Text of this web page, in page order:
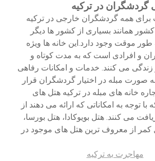
گردشگران در ترکیه
همه گردشگران خارجی در ترکیه
همانند بسیاری از کشور ها دیگر
طور موقت وجود دارد.این خانه ها ویژه
و افرادی است که به مدت کوتاه و
می کنند. خدمات و امکانات رفاهی
صورت مبله در اختیار گردشگران قرار
خانه های مبله در ترکیه هتل های
توجه به امکاناتی که ارائه می دهند از
می کنند. هتل بویوکادا، هتل بورسا،
کمر از معروف ترین هتل های موجود در
مهاجرت به ترکیه